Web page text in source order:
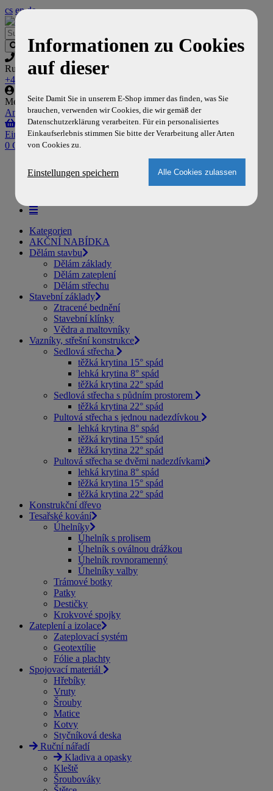
cs en de
Rufen sie uns an
+420 777 704 129
Mein Konto
Anmelden,Registrieren
Einkaufswagen
0 Gegenstände
Versand und Zahlung
Kategorien
AKČNÍ NABÍDKA
Dělám stavbu
Dělám základy
Dělám zateplení
Dělám střechu
Stavební základy
Ztracené bednění
Stavební klínky
Vědra a maltovníky
Vazníky, střešní konstrukce
Sedlová střecha
těžká krytina 15° spád
lehká krytina 8° spád
těžká krytina 22° spád
Sedlová střecha s půdním prostorem
těžká krytina 22° spád
Pultová střecha s jednou nadezdívkou
lehká krytina 8° spád
těžká krytina 15° spád
těžká krytina 22° spád
Pultová střecha se dvěmi nadezdívkami
lehká krytina 8° spád
těžká krytina 15° spád
těžká krytina 22° spád
Konstrukční dřevo
Tesařské kování
Úhelníky
Úhelník s prolisem
Úhelník s oválnou drážkou
Úhelník rovnoramenný
Úhelníky valby
Trámové botky
Patky
Destičky
Krokvové spojky
Zateplení a izolace
Zateplovací systém
Geotextílie
Fólie a plachty
Spojovací materiál
Hřebíky
Vruty
Šrouby
Matice
Kotvy
Styčníková deska
Ruční nářadí
Kladiva a opasky
Kleště
Šroubováky
Informationen zu Cookies
auf dieser
Seite Damit Sie in unserem E-Shop immer das finden, was Sie
brauchen, verwenden wir Cookies, die wir gemäß der
Datenschutzerklärung verarbeiten. Für ein personalisiertes
Einkaufserlebnis stimmen Sie bitte der Verarbeitung aller Arten
von Cookies zu.
Einstellungen speichern